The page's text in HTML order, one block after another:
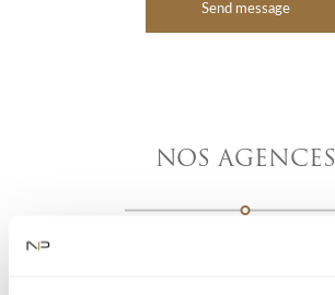
Send message
NOS AGENCES